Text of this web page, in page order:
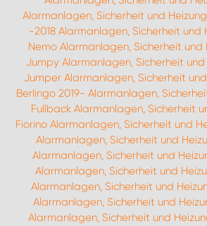
Alarmanlagen, Sicherheit und Heizung
-2018 Alarmanlagen, Sicherheit und
Nemo Alarmanlagen, Sicherheit und
Jumpy Alarmanlagen, Sicherheit und
Jumper Alarmanlagen, Sicherheit
Berlingo 2019- Alarmanlagen,
Fullback Alarmanlagen, Sicherheit
Fiorino Alarmanlagen, Sicherheit und
Alarmanlagen, Sicherheit und
Alarmanlagen, Sicherheit und
Alarmanlagen, Sicherheit und
Alarmanlagen, Sicherheit und
Alarmanlagen, Sicherheit und
Alarmanlagen, Sicherheit und